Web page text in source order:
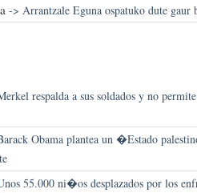
-> Arrantzale Eguna ospatuko dute gaur
respalda a sus soldados y no
Obama plantea un �Estado
55.000 ni�os desplazados por los